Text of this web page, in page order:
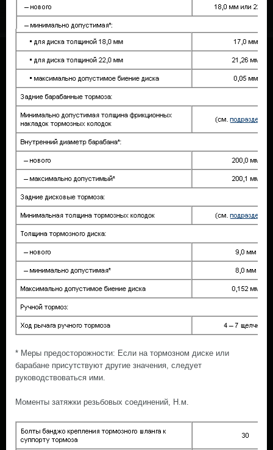
* Меры предосторожности: Если на тормозном диске или
барабане присутствуют другие значения, следует
руководствоваться ими.
Моменты затяжки резьбовых соединений, Н.м.